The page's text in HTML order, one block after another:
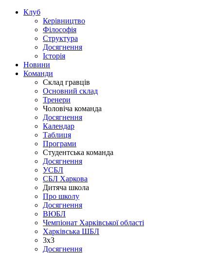
Клуб
Керівництво
Філософія
Структура
Досягнення
Історія
Новини
Команди
Склад гравців
Основний склад
Тренери
Чоловіча команда
Досягнення
Календар
Таблиця
Програми
Студентська команда
Досягнення
УСБЛ
СБЛ Харкова
Дитяча школа
Про школу
Досягнення
ВЮБЛ
Чемпіонат Харківської області
Харківська ШБЛ
3х3
Досягнення